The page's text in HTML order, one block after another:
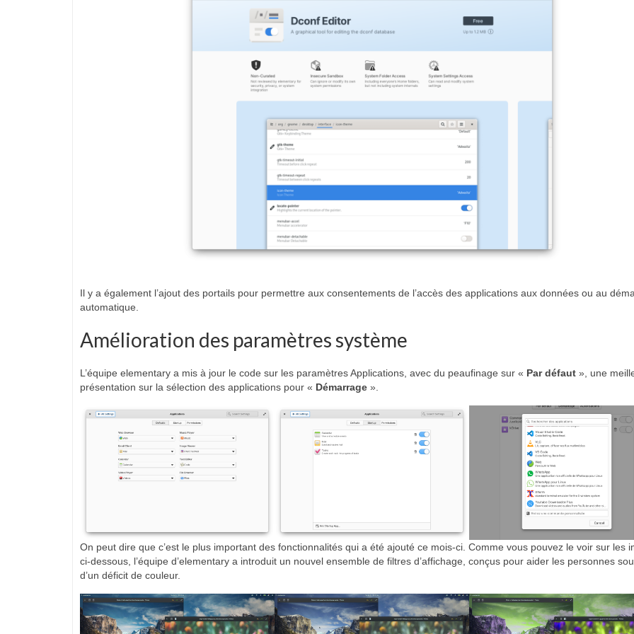
Il y a également l’ajout des portails pour permettre aux consentements de l’accès des applications aux données ou au
automatique.
Amélioration des paramètres système
L’équipe elementary a mis à jour le code sur les paramètres Applications, avec du peaufinage sur « Par défaut », une
présentation sur la sélection des applications pour « Démarrage ».
On peut dire que c’est le plus important des fonctionnalités qui a été ajouté ce mois-ci. Comme vous pouvez le voir sur les
ci-dessous, l’équipe d’elementary a introduit un nouvel ensemble de filtres d’affichage, conçus pour aider les personnes
d’un déficit de couleur.